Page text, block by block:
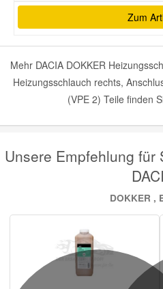
Zum
Mehr DACIA DOKKER
Heizungsschlauch rechts,
(VPE 2) Teile finden
Unsere Empfehlung für
DOKKER ,